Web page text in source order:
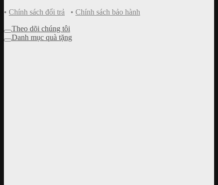
• Chính sách đổi trả • Chính sách bảo hành
Theo dõi chúng tôi
Danh mục quà tặng